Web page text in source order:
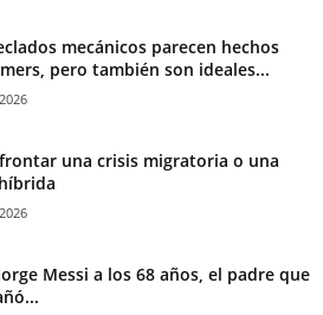
mecánicos parecen hechos
pero también son ideales...
una crisis migratoria o una
Messi a los 68 años, el padre que